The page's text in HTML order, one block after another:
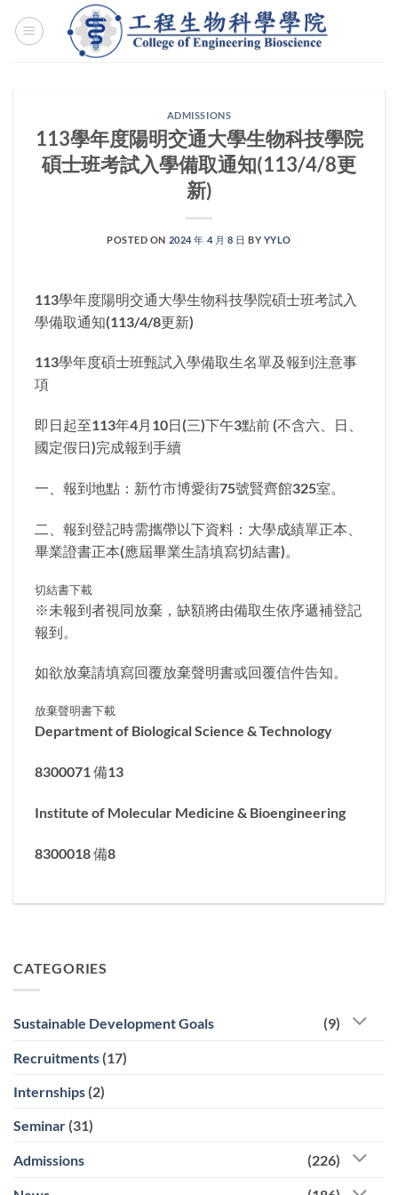
ADMISSIONS
113學年度陽明交通大學生物科技學院
碩士班考試入學備取通知(113/4/8更
新)
POSTED ON 2024 年 4 月 8 日 BY YYLO
113學年度陽明交通大學生物科技學院碩士班考試入
學備取通知(113/4/8更新)
113學年度碩士班甄試入學備取生名單及報到注意事
項
即日起至113年4月10日(三)下午3點前 (不含六、日、
國定假日)完成報到手續
一、報到地點：新竹市博愛街75號賢齊館325室。
二、報到登記時需攜帶以下資料：大學成績單正本、
畢業證書正本(應屆畢業生請填寫切結書)。
切結書下載
※未報到者視同放棄，缺額將由備取生依序遞補登記
報到。
如欲放棄請填寫回覆放棄聲明書或回覆信件告知。
放棄聲明書下載
Department of Biological Science & Technology
8300071 備13
Institute of Molecular Medicine & Bioengineering
8300018 備8
CATEGORIES
Sustainable Development Goals (9)
Recruitments (17)
Internships (2)
Seminar (31)
Admissions (226)